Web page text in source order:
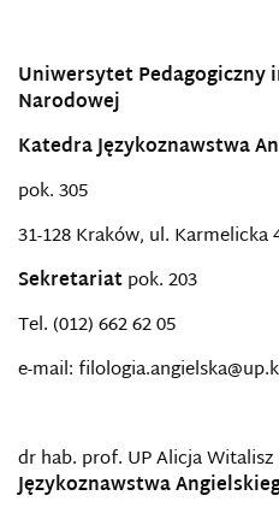
Uniwersytet Pedagogiczny
Narodowej
Katedra Językoznawstwa
pok. 305
31-128 Kraków, ul. Karmelicka
Sekretariatpok. 203
Tel. (012) 662 62 05
e-mail:
dr hab. prof. UP Alicja Witalisz
Językoznawstwa